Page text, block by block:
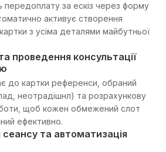
передоплату за ескіз через форму
активує створення
з усіма деталями майбутньої
проведення консультації
до картки референси, обраний
неотрадішнл) та розрахункову
щоб кожен обмежений слот
ефективно.
та автоматизація